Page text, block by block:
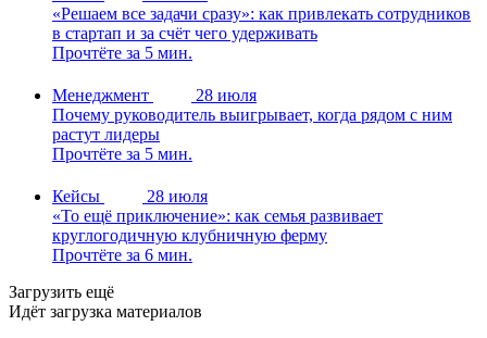
«Решаем все задачи сразу»: как привлекать сотрудников
в стартап и за счёт чего удерживать
Прочтёте за 5 мин.
Менеджмент
28 июля
Почему руководитель выигрывает, когда рядом с ним
растут лидеры
Прочтёте за 5 мин.
Кейсы
28 июля
«То ещё приключение»: как семья развивает
круглогодичную клубничную ферму
Прочтёте за 6 мин.
Загрузить ещё
Идёт загрузка материалов